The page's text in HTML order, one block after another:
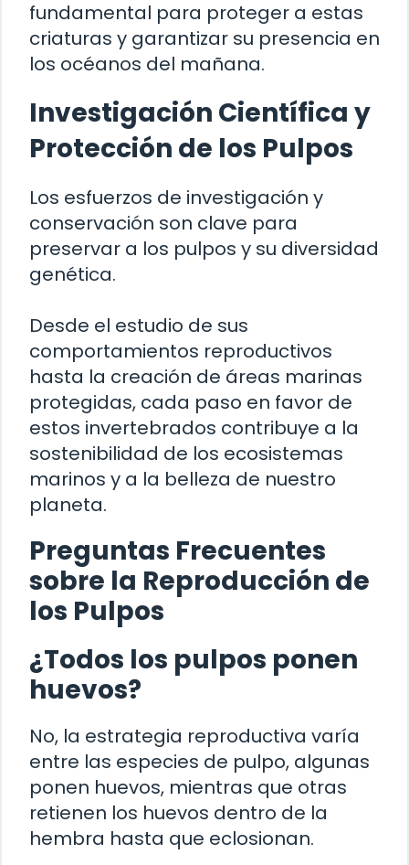
fundamental para proteger a estas
criaturas y garantizar su presencia en
los océanos del mañana.
Investigación Científica y
Protección de los Pulpos
Los esfuerzos de investigación y
conservación son clave para
preservar a los pulpos y su diversidad
genética.
Desde el estudio de sus
comportamientos reproductivos
hasta la creación de áreas marinas
protegidas, cada paso en favor de
estos invertebrados contribuye a la
sostenibilidad de los ecosistemas
marinos y a la belleza de nuestro
planeta.
Preguntas Frecuentes
sobre la Reproducción de
los Pulpos
¿Todos los pulpos ponen
huevos?
No, la estrategia reproductiva varía
entre las especies de pulpo, algunas
ponen huevos, mientras que otras
retienen los huevos dentro de la
hembra hasta que eclosionan.